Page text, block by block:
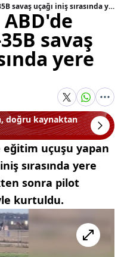
SON DAKİKA | ABD'de büyük şok | F-35B savaş uçağı iniş sırasında yere çakıldı
savaş
yere
doğru kaynaktan
eğitim uçuşu yapan
sırasında yere
sonra pilot
kurtuldu.